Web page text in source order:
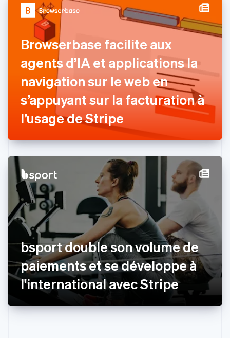
Browserbase facilite aux
agents d’IA et applications la
navigation sur le web en
s’appuyant sur la facturation à
l’usage de Stripe
bsport double son volume de
paiements et se développe à
l'international avec Stripe
Chine continentale
简体中文English
Chypre
English
Croatie
Italiano
Danemark
English
Émirats arabes unis
English
Espagne
EspañolEnglish
English
États-Unis
Finlande
EnglishSvenska
France
FrançaisEnglish
Gibraltar
English
Grèce
English
Hongrie
English
Inde
English
English